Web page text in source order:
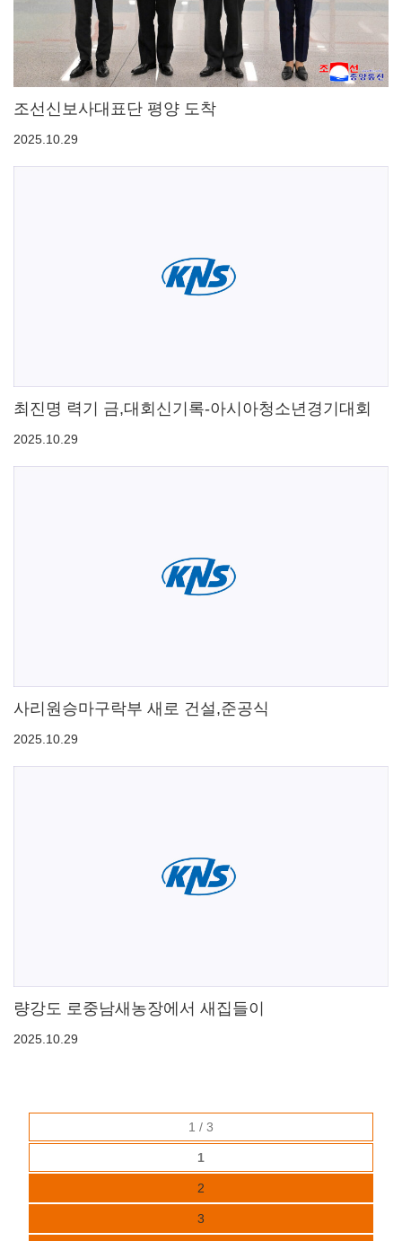
조선신보사대표단 평양 도착
2025.10.29
최진명 력기 금,대회신기록-아시아청소년경기대회
2025.10.29
사리원승마구락부 새로 건설,준공식
2025.10.29
량강도 로중남새농장에서 새집들이
2025.10.29
1 / 3
1
2
3